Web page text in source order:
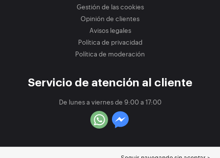
Gestión de las cookies
Opinión de clientes
Avisos legales
Política de privacidad
Política de moderación
Servicio de atención al cliente
De lunes a viernes de 9:00 a 17:00